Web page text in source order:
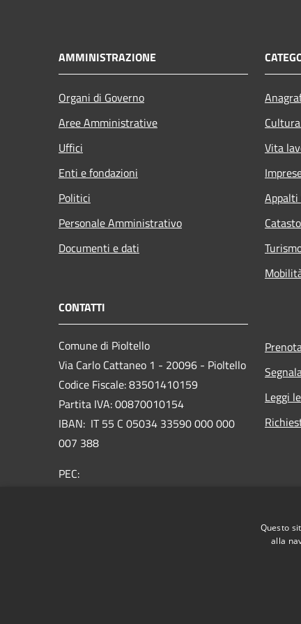
AMMINISTRAZIONE
Organi di Governo
Aree Amministrative
Uffici
Enti e fondazioni
Politici
Personale Amministrativo
Documenti e dati
Vita
Appalti
CONTATTI
Comune di Pioltello
Via Carlo Cattaneo 1 - 20096 - Pioltello
Codice Fiscale: 83501410159
Partita IVA: 00870010154
IBAN: IT 55 C 05034 33590 000 000
007 388
PEC:
Leggi
Questo
alla